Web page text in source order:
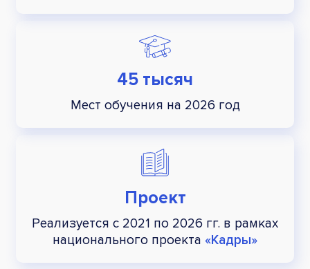
45 тысяч
Мест обучения на 2026 год
Проект
Реализуется с 2021 по 2026 гг. в рамках
национального проекта «Кадры»